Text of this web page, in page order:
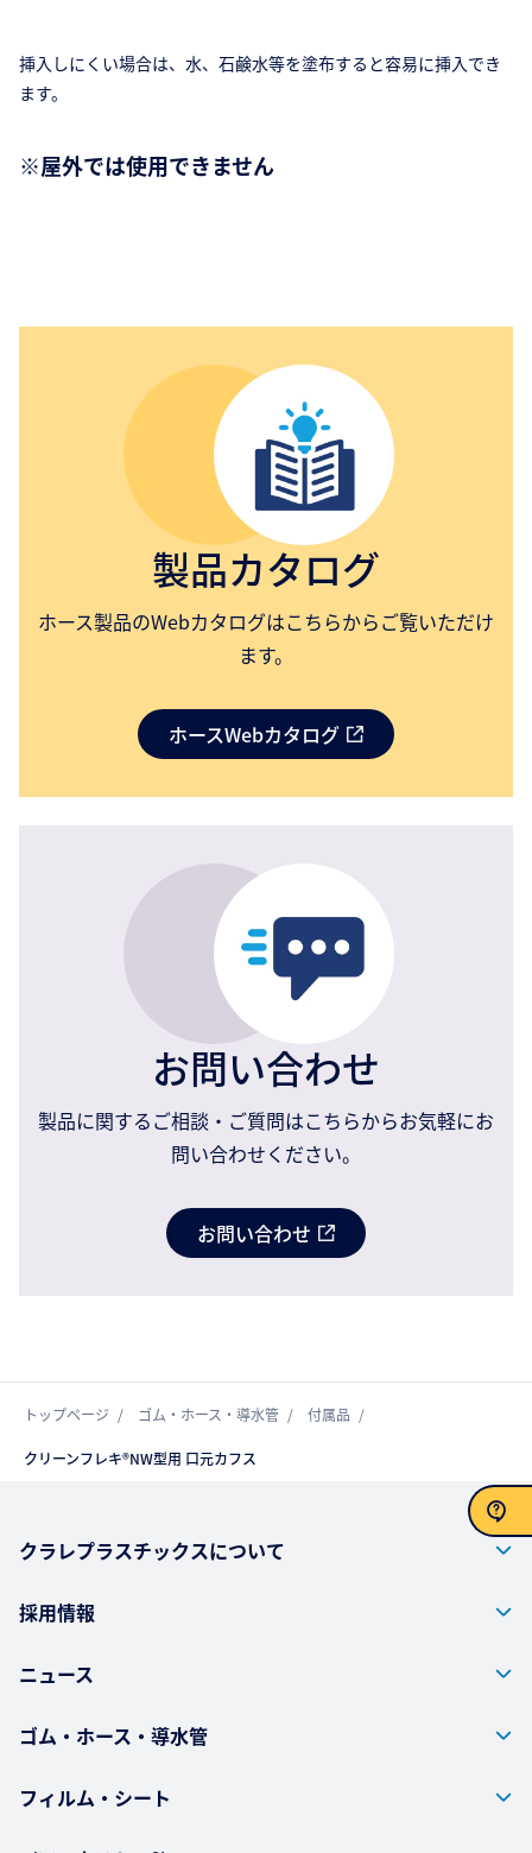
挿入しにくい場合は、水、石鹸水等を塗布すると容易に挿入でき
ます。
※屋外では使用できません
製品カタログ
ホース製品のWebカタログはこちらからご覧いただけ
ます。
ホースWebカタログ
お問い合わせ
製品に関するご相談・ご質問はこちらからお気軽にお
問い合わせください。
お問い合わせ
トップページ ゴム・ホース・導水管 付属品
クリーンフレキ®NW型用 口元カフス
クラレプラスチックスについて
採用情報
ニュース
ゴム・ホース・導水管
フィルム・シート